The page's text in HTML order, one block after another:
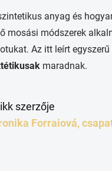
anyag és
mosási módszerek
Az itt leírt
maradnak.
szerzője
Forraiová,